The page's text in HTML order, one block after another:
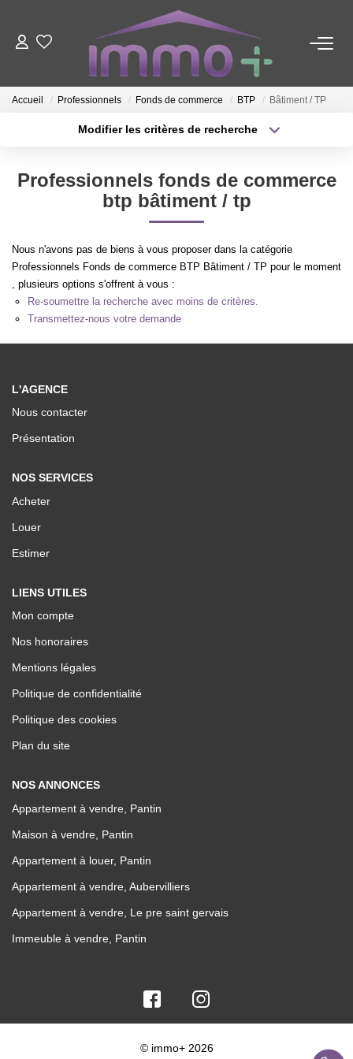
ACHETER
LOUER
FAIRE GÉRER
ESTIMER
NOTRE AGENCE
Nous Contacter
Accueil Professionnels Fonds de commerce BTP Bâtiment / TP
Modifier les critères de recherche
Sélectionnez...
Type de bien
Surface min
Créer une alerte
Professionnels fonds de commerce
btp bâtiment / tp
Nous n'avons pas de biens à vous proposer dans la catégorie
Professionnels Fonds de commerce BTP Bâtiment / TP pour le moment
, plusieurs options s'offrent à vous :
Re-soumettre la recherche avec moins de critères.
Transmettez-nous votre demande
L'AGENCE
Nous contacter
Présentation
NOS SERVICES
Acheter
Louer
Estimer
LIENS UTILES
Mon compte
Nos honoraires
Mentions légales
Politique de confidentialité
Politique des cookies
Plan du site
NOS ANNONCES
Appartement à vendre, Pantin
Maison à vendre, Pantin
Appartement à louer, Pantin
Appartement à vendre, Aubervilliers
Appartement à vendre, Le pre saint gervais
Immeuble à vendre, Pantin
© immo+ 2026